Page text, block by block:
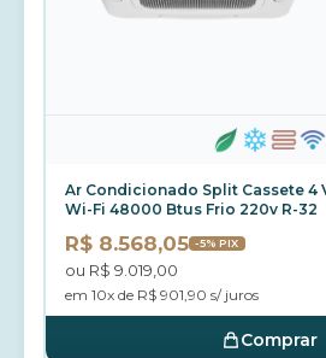
Ar Condicionado Split Cassete 4
Wi-Fi 48000 Btus Frio 220v R-32
R$ 8.568,05 -5% PIX
ou R$ 9.019,00
em 10x de R$ 901,90 s/ juros
Comprar